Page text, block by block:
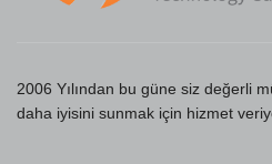
2006 Yılından bu güne siz değerli
daha iyisini sunmak için hizmet